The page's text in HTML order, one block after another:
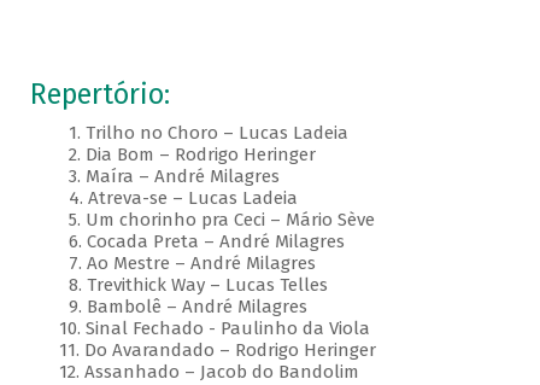
Repertório:
1. Trilho no Choro – Lucas Ladeia
2. Dia Bom – Rodrigo Heringer
3. Maíra – André Milagres
4. Atreva-se – Lucas Ladeia
5. Um chorinho pra Ceci – Mário Sève
6. Cocada Preta – André Milagres
7. Ao Mestre – André Milagres
8. Trevithick Way – Lucas Telles
9. Bambolê – André Milagres
10. Sinal Fechado - Paulinho da Viola
11. Do Avarandado – Rodrigo Heringer
12. Assanhado – Jacob do Bandolim